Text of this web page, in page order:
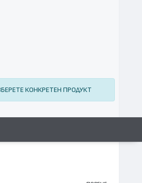
КОНКРЕТЕН ПРОДУКТ